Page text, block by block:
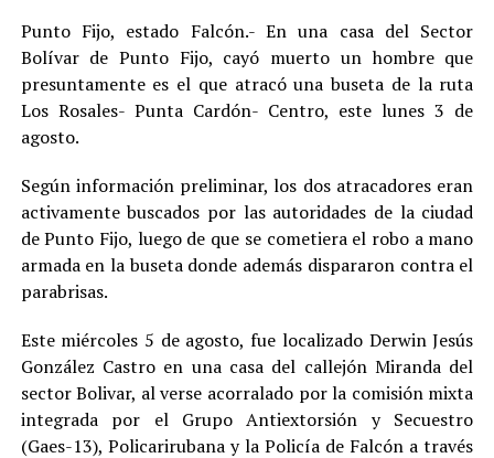
Punto Fijo, estado Falcón.- En una casa del Sector
Bolívar de Punto Fijo, cayó muerto un hombre que
presuntamente es el que atracó una buseta de la ruta
Los Rosales- Punta Cardón- Centro, este lunes 3 de
agosto.
Según información preliminar, los dos atracadores eran
activamente buscados por las autoridades de la ciudad
de Punto Fijo, luego de que se cometiera el robo a mano
armada en la buseta donde además dispararon contra el
parabrisas.
Este miércoles 5 de agosto, fue localizado Derwin Jesús
González Castro en una casa del callejón Miranda del
sector Bolivar, al verse acorralado por la comisión mixta
integrada por el Grupo Antiextorsión y Secuestro
(Gaes-13), Policarirubana y la Policía de Falcón a través